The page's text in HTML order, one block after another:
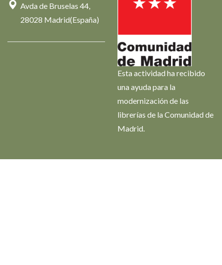
Avda de Bruselas 44,
28028 Madrid(España)
Esta actividad ha recibido
una ayuda para la
modernización de las
librerías de la Comunidad de
Madrid.